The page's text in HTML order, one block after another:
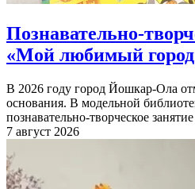
Познавательно-
«Мой любимый
В 2026 году город Йошкар-Ола
основания. В модельной
познавательно-творческое
7 август 2026